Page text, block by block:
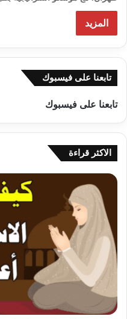
المزيد
تابعنا على فيسبوك
تابعنا على فيسبوك
الاكثر قراءة